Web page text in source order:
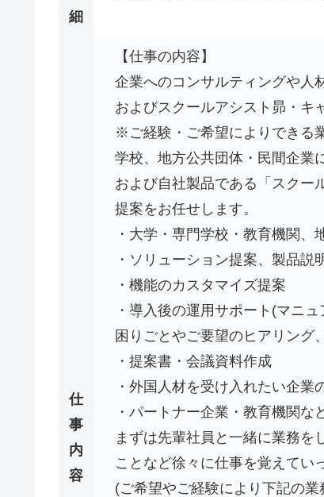
細
仕
事
内
容
【仕事の内容】
企業へのコンサルティングや人
およびスクールアシスト昴・キ
※ご経験・ご希望によりできる
学校、地方公共団体・民間企業
および自社製品である「スクー
提案をお任せします。
・大学・専門学校・教育機関
・ソリューション提案、製品説
・機能のカスタマイズ提案
・導入後の運用サポート(マニ
困りごとやご要望のヒアリング
・提案書・会議資料作成
・外国人材を受け入れたい企
・パートナー企業・教育機関
まずは先輩社員と一緒に業務を
ことなど徐々に仕事を覚えてい
(ご希望やご経験により下記の